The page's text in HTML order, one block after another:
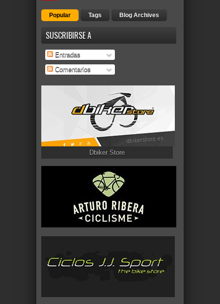
Popular Tags Blog Archives
SUSCRIBIRSE A
Entradas
Comentarios
Dbiker Store